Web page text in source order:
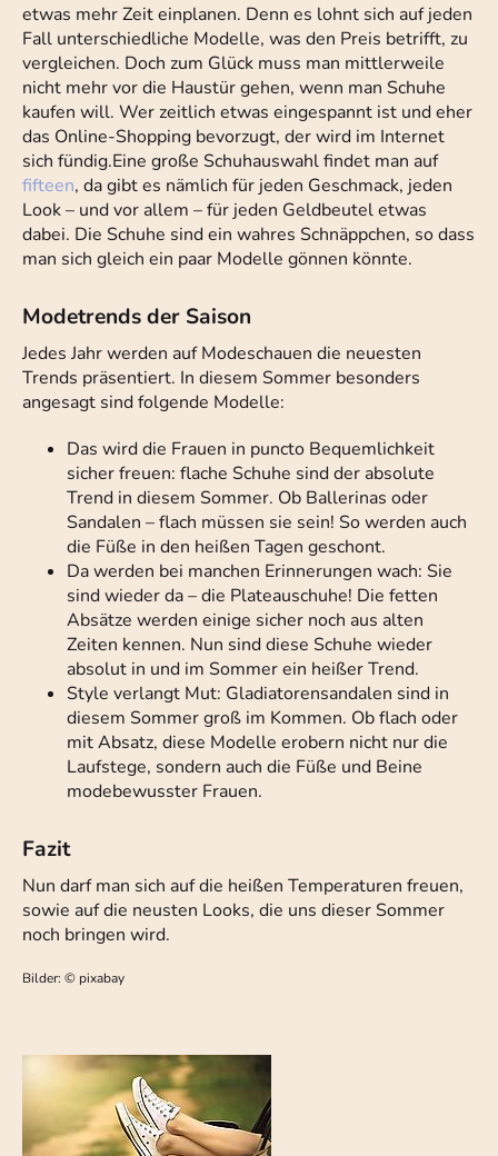
etwas mehr Zeit einplanen. Denn es lohnt sich auf jeden
Fall unterschiedliche Modelle, was den Preis betrifft, zu
vergleichen. Doch zum Glück muss man mittlerweile
nicht mehr vor die Haustür gehen, wenn man Schuhe
kaufen will. Wer zeitlich etwas eingespannt ist und eher
das Online-Shopping bevorzugt, der wird im Internet
sich fündig.Eine große Schuhauswahl findet man auf
fifteen, da gibt es nämlich für jeden Geschmack, jeden
Look – und vor allem – für jeden Geldbeutel etwas
dabei. Die Schuhe sind ein wahres Schnäppchen, so dass
man sich gleich ein paar Modelle gönnen könnte.
Modetrends der Saison
Jedes Jahr werden auf Modeschauen die neuesten
Trends präsentiert. In diesem Sommer besonders
angesagt sind folgende Modelle:
Das wird die Frauen in puncto Bequemlichkeit
sicher freuen: flache Schuhe sind der absolute
Trend in diesem Sommer. Ob Ballerinas oder
Sandalen – flach müssen sie sein! So werden auch
die Füße in den heißen Tagen geschont.
Da werden bei manchen Erinnerungen wach: Sie
sind wieder da – die Plateauschuhe! Die fetten
Absätze werden einige sicher noch aus alten
Zeiten kennen. Nun sind diese Schuhe wieder
absolut in und im Sommer ein heißer Trend.
Style verlangt Mut: Gladiatorensandalen sind in
diesem Sommer groß im Kommen. Ob flach oder
mit Absatz, diese Modelle erobern nicht nur die
Laufstege, sondern auch die Füße und Beine
modebewusster Frauen.
Fazit
Nun darf man sich auf die heißen Temperaturen freuen,
sowie auf die neusten Looks, die uns dieser Sommer
noch bringen wird.
Bilder: © pixabay